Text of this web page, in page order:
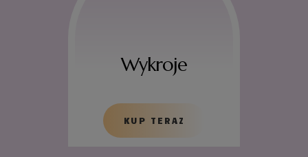
Wykroje
KUP TERAZ